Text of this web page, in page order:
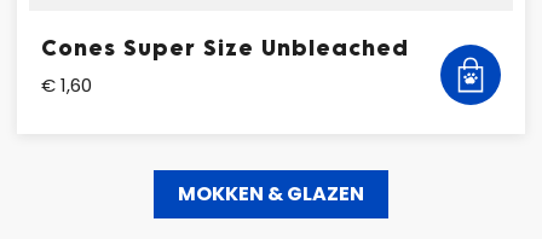
Cones Super Size Unbleached
€ 1,60
MOKKEN & GLAZEN